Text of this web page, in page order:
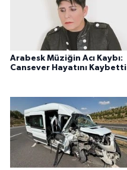
Arabesk Müziğin Acı Kaybı:
Cansever Hayatını Kaybetti